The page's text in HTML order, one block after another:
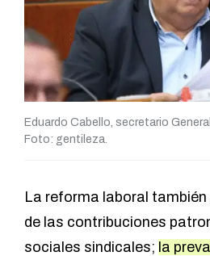
Eduardo Cabello, secretario
Foto: gentileza.
La reforma laboral
de las contribuciones
sociales sindicales; la